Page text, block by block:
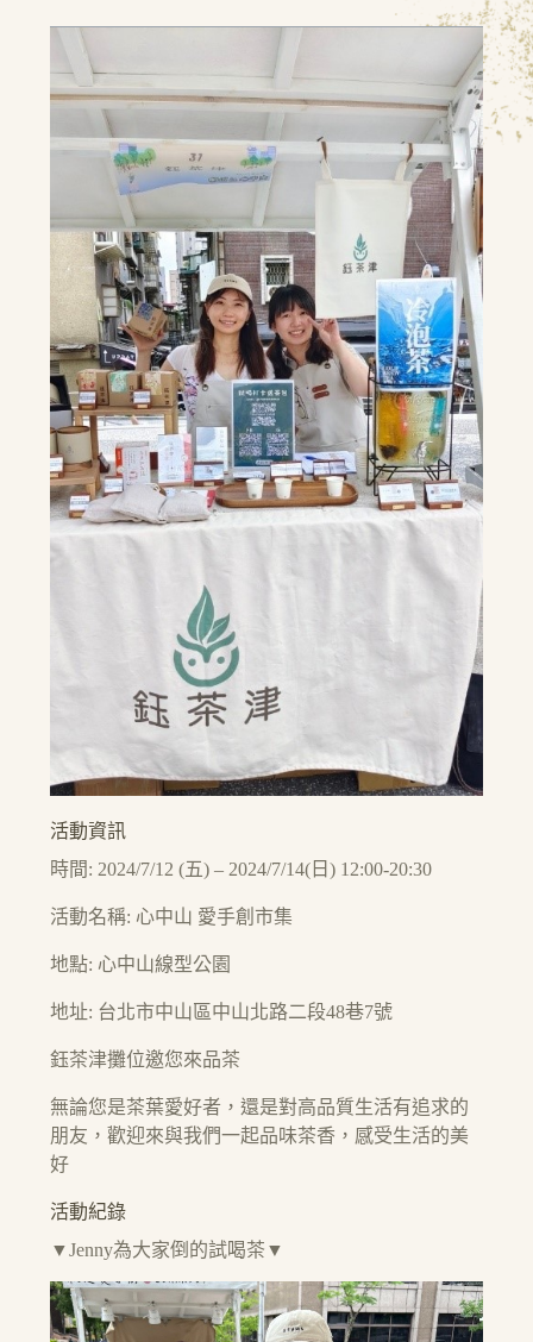
活動資訊
時間: 2024/7/12 (五) – 2024/7/14(日) 12:00-20:30
活動名稱: 心中山 愛手創市集
地點: 心中山線型公園
地址: 台北市中山區中山北路二段48巷7號
鈺茶津攤位邀您來品茶
無論您是茶葉愛好者，還是對高品質生活有追求的
朋友，歡迎來與我們一起品味茶香，感受生活的美
好
活動紀錄
▼Jenny為大家倒的試喝茶▼